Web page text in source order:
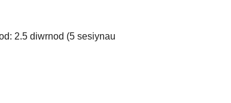
2.5 diwrnod (5 sesiynau